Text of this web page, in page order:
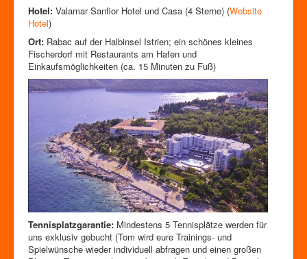
Hotel: Valamar Sanfior Hotel und Casa (4 Sterne) (Website
Hotel)
Ort: Rabac auf der Halbinsel Istrien; ein schönes kleines
Fischerdorf mit Restaurants am Hafen und
Einkaufsmöglichkeiten (ca. 15 Minuten zu Fuß)
Tennisplatzgarantie: Mindestens 5 Tennisplätze werden für
uns exklusiv gebucht (Tom wird eure Trainings- und
Spielwünsche wieder individuell abfragen und einen großen